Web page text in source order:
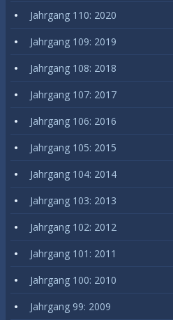
Jahrgang 110: 2020
Jahrgang 109: 2019
Jahrgang 108: 2018
Jahrgang 107: 2017
Jahrgang 106: 2016
Jahrgang 105: 2015
Jahrgang 104: 2014
Jahrgang 103: 2013
Jahrgang 102: 2012
Jahrgang 101: 2011
Jahrgang 100: 2010
Jahrgang 99: 2009